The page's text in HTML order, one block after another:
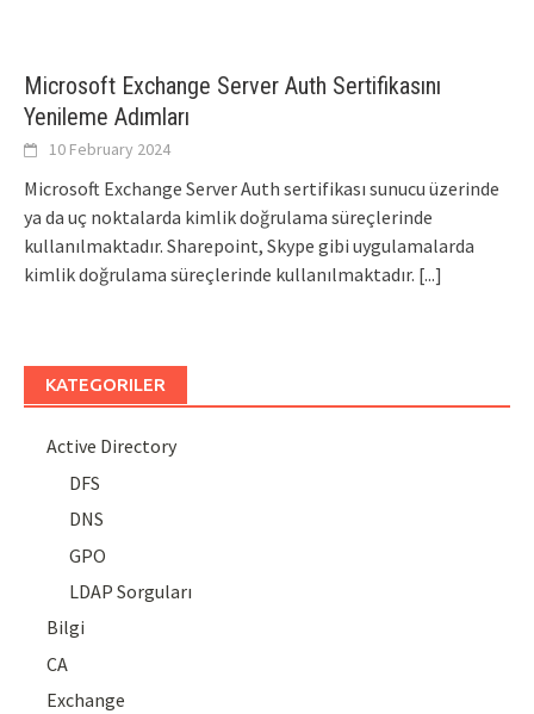
Microsoft Exchange Server Auth Sertifikasını
Yenileme Adımları
10 February 2024
Microsoft Exchange Server Auth sertifikası sunucu üzerinde
ya da uç noktalarda kimlik doğrulama süreçlerinde
kullanılmaktadır. Sharepoint, Skype gibi uygulamalarda
kimlik doğrulama süreçlerinde kullanılmaktadır. [...]
KATEGORILER
Active Directory
DFS
DNS
GPO
LDAP Sorguları
Bilgi
CA
Exchange